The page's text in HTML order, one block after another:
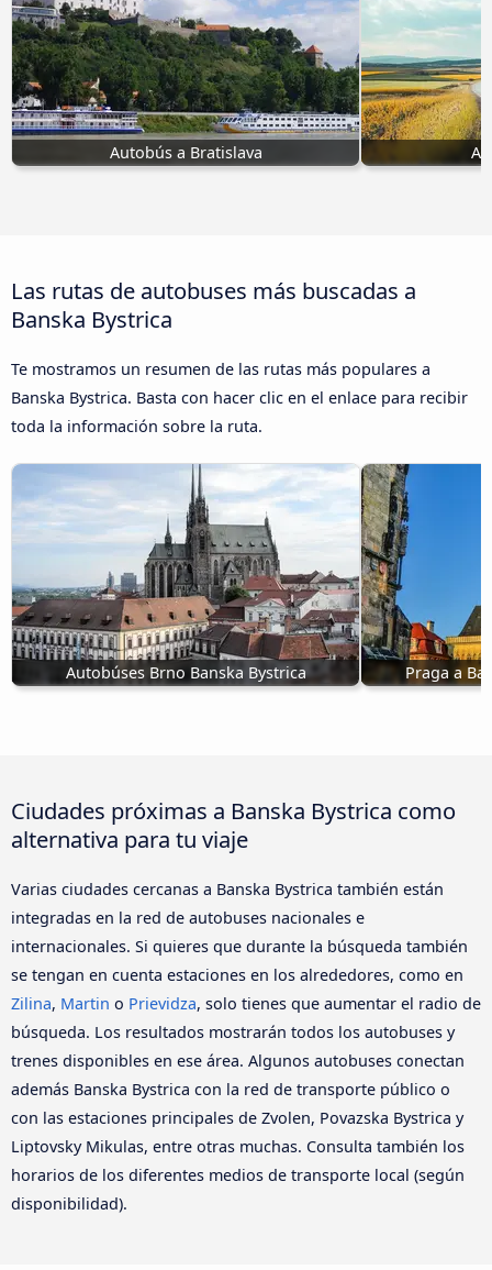
Autobús a Bratislava
Las rutas de autobuses más buscadas a
Banska Bystrica
Te mostramos un resumen de las rutas más populares a
Banska Bystrica. Basta con hacer clic en el enlace para recibir
toda la información sobre la ruta.
Autobúses Brno Banska Bystrica Praga a
Ciudades próximas a Banska Bystrica como
alternativa para tu viaje
Varias ciudades cercanas a Banska Bystrica también están
integradas en la red de autobuses nacionales e
internacionales. Si quieres que durante la búsqueda también
se tengan en cuenta estaciones en los alrededores, como en
Zilina, Martin o Prievidza, solo tienes que aumentar el radio de
búsqueda. Los resultados mostrarán todos los autobuses y
trenes disponibles en ese área. Algunos autobuses conectan
además Banska Bystrica con la red de transporte público o
con las estaciones principales de Zvolen, Povazska Bystrica y
Liptovsky Mikulas, entre otras muchas. Consulta también los
horarios de los diferentes medios de transporte local (según
disponibilidad).